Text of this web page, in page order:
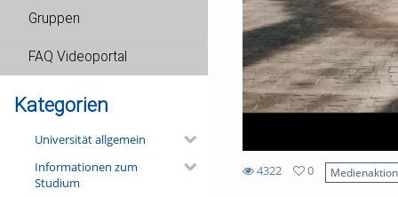
Gruppen
FAQ Videoportal
Kategorien
Universität allgemein
Informationen zum
Studium
4322
0